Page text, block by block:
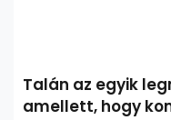
Talán az egyik
amellett, hogy